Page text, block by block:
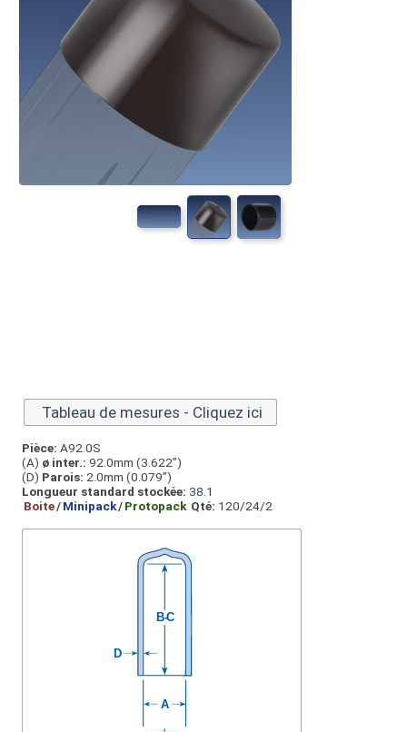
Tableau de mesures - Cliquez ici
Pièce: A92.0S
(A) ø inter.: 92.0mm (3.622”)
(D) Parois: 2.0mm (0.079”)
Longueur standard stockée: 38.1
Boite/Minipack/Protopack Qté: 120/24/2